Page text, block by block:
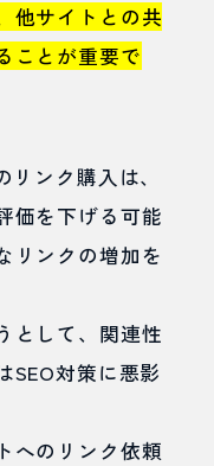
他サイトとの共
ことが重要で
ンク購入は、
価を下げる可能
リンクの増加を
として、関連性
SEO対策に悪影
へのリンク依頼